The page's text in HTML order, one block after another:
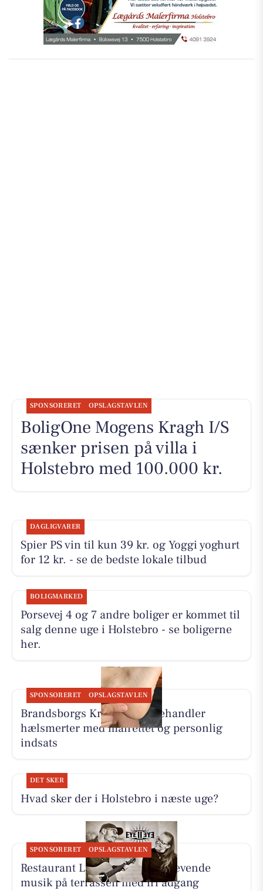
SPONSORERET OPSLAGSTAVLEN
BoligOne Mogens Kragh I/S
sænker prisen på villa i
Holstebro med 100.000 kr.
DAGLIGVARER
Spier PS vin til kun 39 kr. og Yoggi yoghurt
for 12 kr. - se de bedste lokale tilbud
BOLIGMARKED
Porsevej 4 og 7 andre boliger er kommet til
salg denne uge i Holstebro - se boligerne
her.
SPONSORERET OPSLAGSTAVLEN
Brandsborgs Kropsterapi behandler
hælsmerter med målrettet og personlig
indsats
DET SKER
Hvad sker der i Holstebro i næste uge?
SPONSORERET OPSLAGSTAVLEN
Restaurant Luna Lemvig har levende
musik på terrassen med fri adgang